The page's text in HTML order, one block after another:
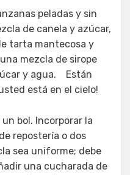
peladas y sin
de canela y azúcar,
tarta mantecosa y
mezcla de sirope
y agua. Están
está en el cielo!
bol. Incorporar la
repostería o dos
sea uniforme; debe
una cucharada de